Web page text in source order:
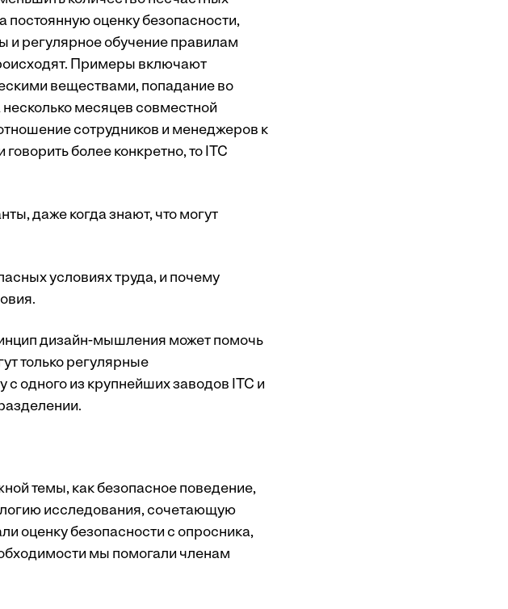
постоянную оценку безопасности,
регулярное обучение правилам
Примеры включают
веществами, попадание во
месяцев совместной
сотрудников и менеджеров к
более конкретно, то ITC
даже когда знают, что могут
условиях труда, и почему
дизайн-мышления может помочь
только регулярные
одного из крупнейших заводов ITC и
темы, как безопасное поведение,
исследования, сочетающую
оценку безопасности с опросника,
мы помогали членам